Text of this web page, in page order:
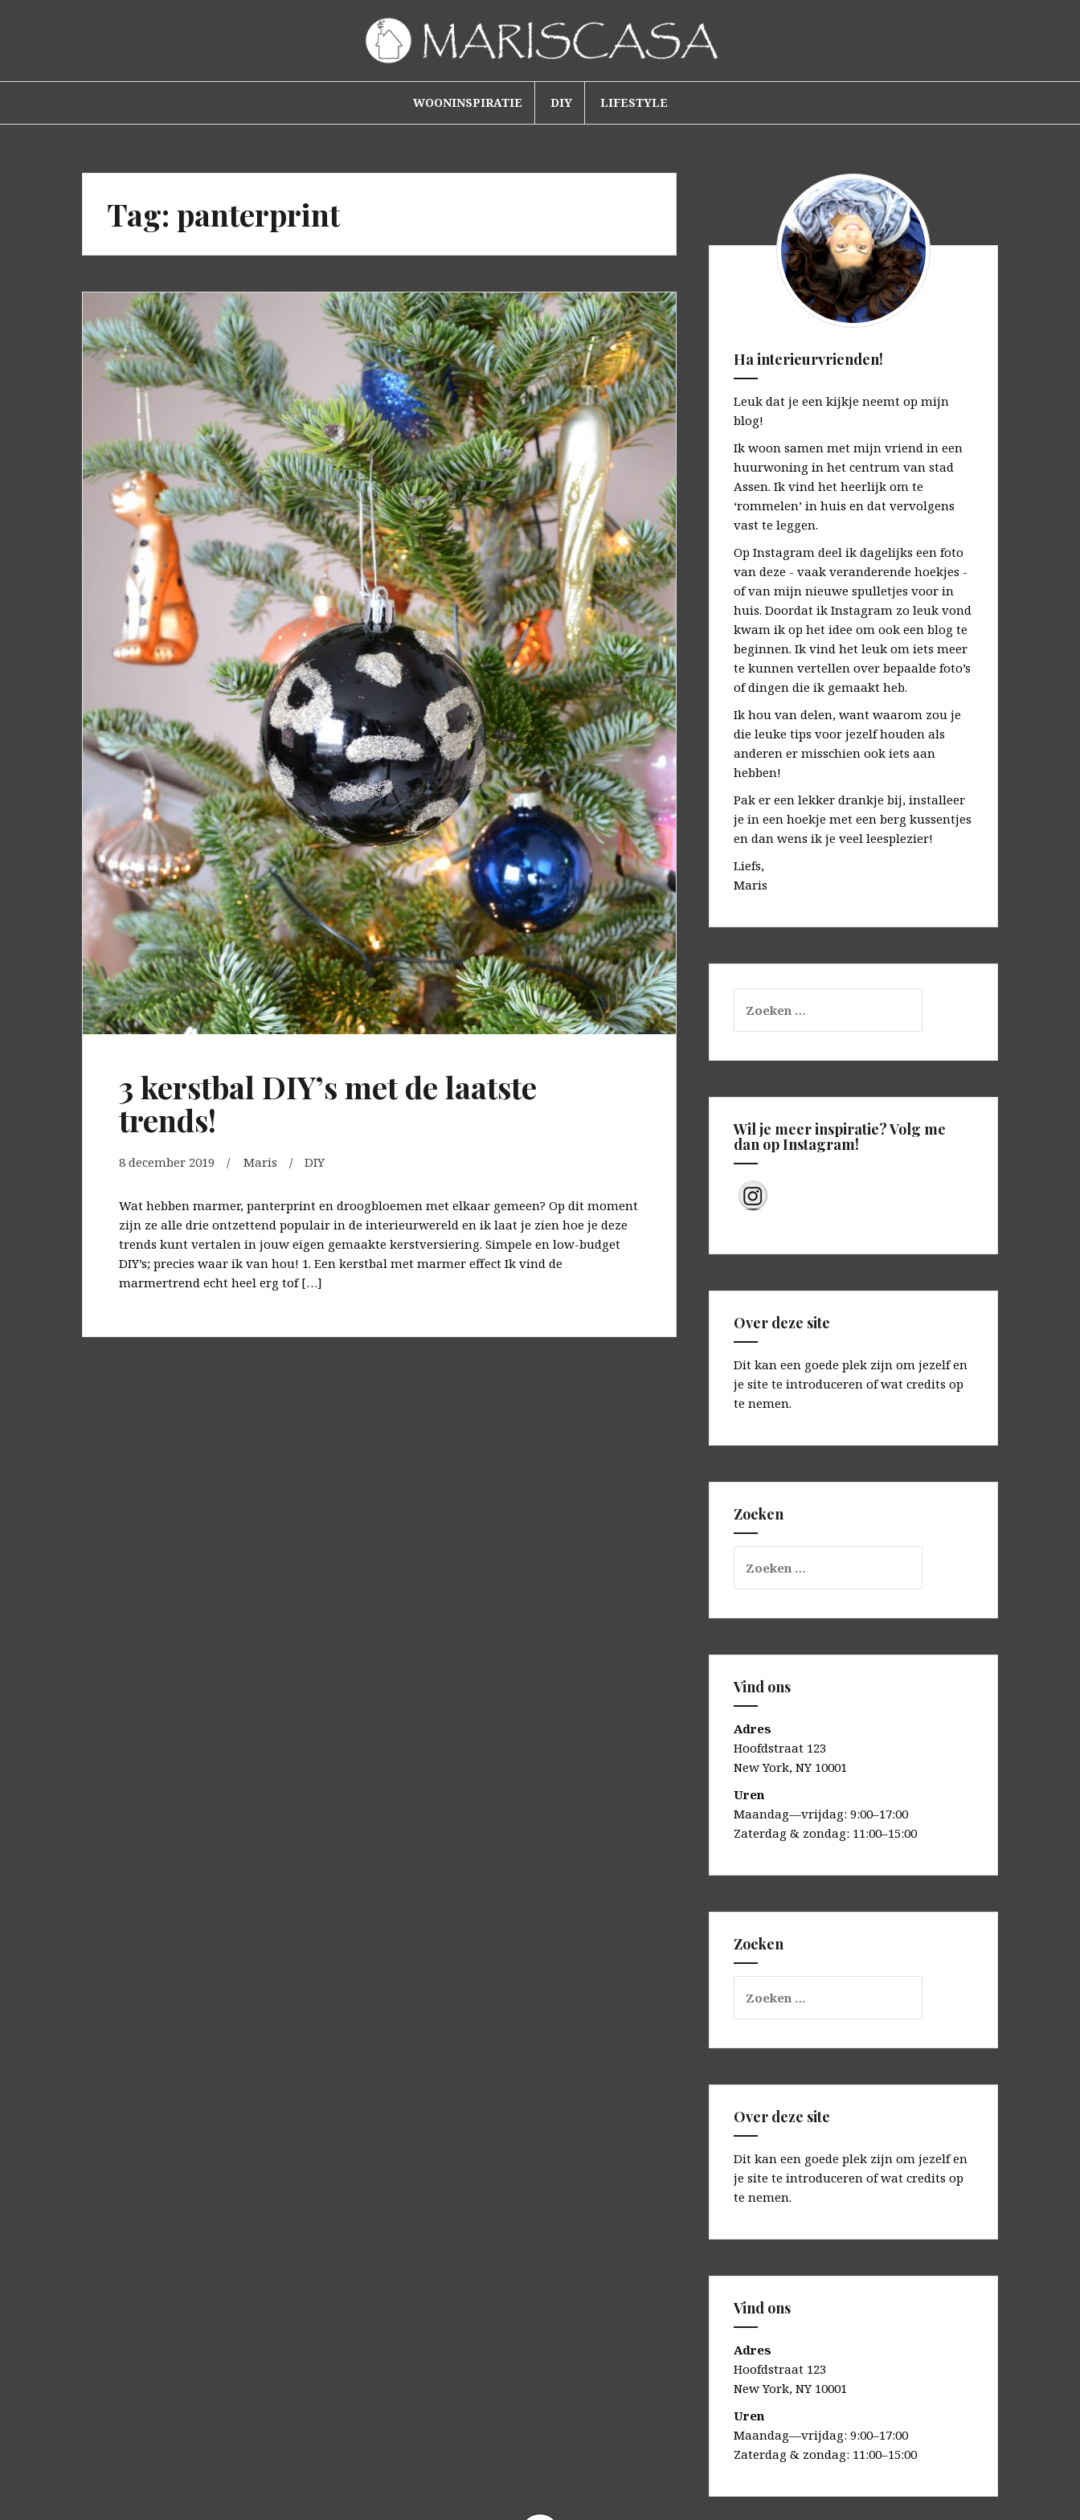
WOONINSPIRATIE DIY LIFESTYLE
Tag: panterprint
3 kerstbal DIY’s met de laatste
trends!
8 december 2019 Maris DIY
Wat hebben marmer, panterprint en droogbloemen met elkaar gemeen? Op dit moment
zijn ze alle drie ontzettend populair in de interieurwereld en ik laat je zien hoe je deze
trends kunt vertalen in jouw eigen gemaakte kerstversiering. Simpele en low-budget
DIY’s; precies waar ik van hou! 1. Een kerstbal met marmer effect Ik vind de
marmertrend echt heel erg tof […]
Ha interieurvrienden!
Leuk dat je een kijkje neemt op mijn
blog!
Ik woon samen met mijn vriend in een
huurwoning in het centrum van stad
Assen. Ik vind het heerlijk om te
‘rommelen’ in huis en dat vervolgens
vast te leggen.
Op Instagram deel ik dagelijks een foto
van deze - vaak veranderende hoekjes -
of van mijn nieuwe spulletjes voor in
huis. Doordat ik Instagram zo leuk vond
kwam ik op het idee om ook een blog te
beginnen. Ik vind het leuk om iets meer
te kunnen vertellen over bepaalde foto’s
of dingen die ik gemaakt heb.
Ik hou van delen, want waarom zou je
die leuke tips voor jezelf houden als
anderen er misschien ook iets aan
hebben!
Pak er een lekker drankje bij, installeer
je in een hoekje met een berg kussentjes
en dan wens ik je veel leesplezier!
Liefs,
Maris
naar:
Wil je meer inspiratie? Volg me
dan op Instagram!
Over deze site
Dit kan een goede plek zijn om jezelf en
je site te introduceren of wat credits op
te nemen.
Zoeken
naar:
Vind ons
Adres
Hoofdstraat 123
New York, NY 10001
Uren
Maandag—vrijdag: 9:00–17:00
Zaterdag & zondag: 11:00–15:00
Zoeken
naar:
Over deze site
Dit kan een goede plek zijn om jezelf en
je site te introduceren of wat credits op
te nemen.
Vind ons
Adres
Hoofdstraat 123
New York, NY 10001
Uren
Maandag—vrijdag: 9:00–17:00
Zaterdag & zondag: 11:00–15:00